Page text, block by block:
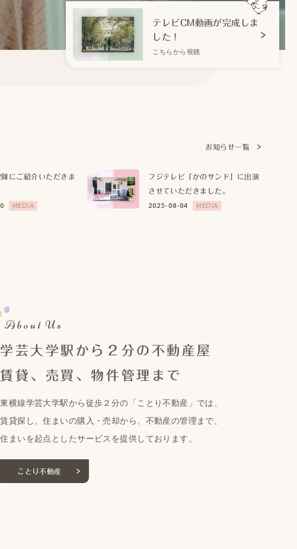
テレビCM動画が完成しま
した！
こちらから視聴
お知らせ一覧
にご紹介いただきま
MEDIA
フジテレビ「かのサンド」に出演
させていただきました。
2025-08-04 MEDIA
About Us
学芸大学駅から２分の不動産屋
賃貸、売買、物件管理まで
東横線学芸大学駅から徒歩２分の「ことり不動産」では、
賃貸探し、住まいの購入・売却から、不動産の管理まで、
住まいを起点としたサービスを提供しております。
ことり不動産